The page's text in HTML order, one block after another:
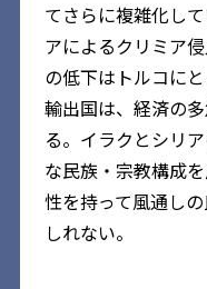
てさらに複雑化し
アによるクリミア
の低下はトルコに
輸出国は、経済の
る。イラクとシリ
な民族・宗教構成
性を持って風通し
しれない。